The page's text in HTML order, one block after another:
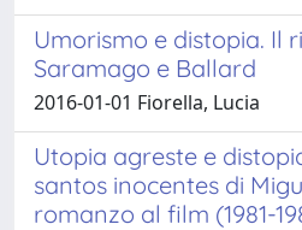
Umorismo e distopia. Il
Saramago e Ballard
2016-01-01 Fiorella, Lucia
Utopia agreste e
santos inocentes di
romanzo al film (1981-